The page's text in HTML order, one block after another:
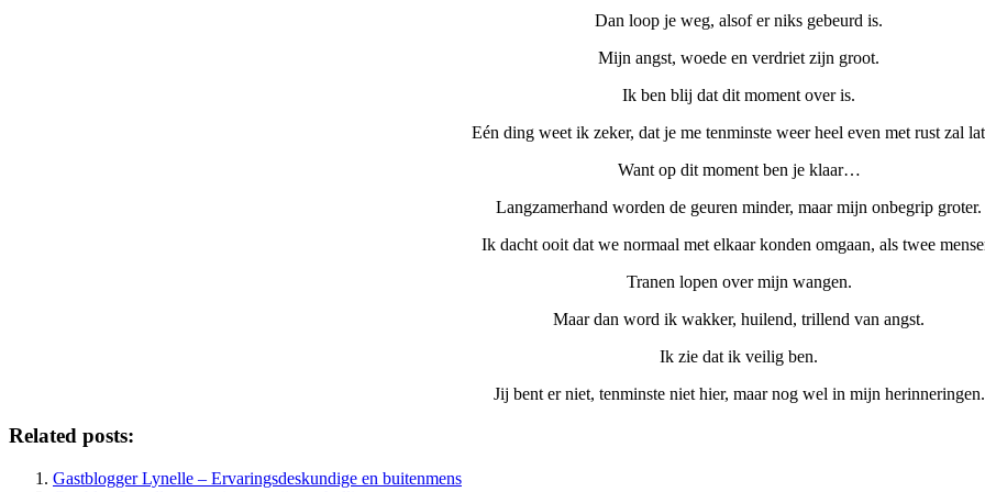
Dan loop je weg, alsof er niks gebeurd is.
Mijn angst, woede en verdriet zijn groot.
Ik ben blij dat dit moment over is.
Eén ding weet ik zeker, dat je me tenminste weer heel even met rust zal
Want op dit moment ben je klaar…
Langzamerhand worden de geuren minder, maar mijn onbegrip groter.
Ik dacht ooit dat we normaal met elkaar konden omgaan, als twee
Tranen lopen over mijn wangen.
Maar dan word ik wakker, huilend, trillend van angst.
Ik zie dat ik veilig ben.
Jij bent er niet, tenminste niet hier, maar nog wel in mijn herinneringen.
Related posts:
Gastblogger Lynelle – Ervaringsdeskundige en buitenmens